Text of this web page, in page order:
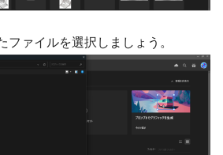
ファイルを選択しましょう。